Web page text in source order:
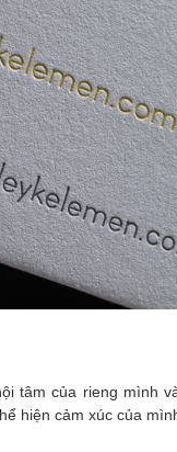
tâm của rieng mình
hiện cảm xúc của